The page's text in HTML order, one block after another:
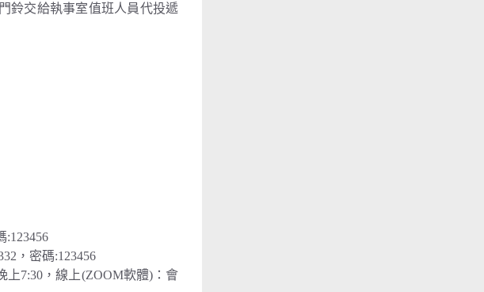
鈴交給執事室值班人員代投遞
:123456
，密碼:123456
上7:30，線上(ZOOM軟體)：會